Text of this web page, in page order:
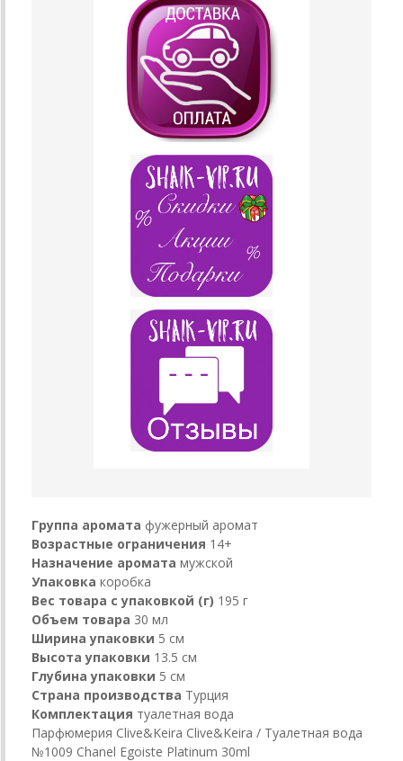
Группа аромата фужерный аромат
Возрастные ограничения 14+
Назначение аромата мужской
Упаковка коробка
Вес товара с упаковкой (г) 195 г
Объем товара 30 мл
Ширина упаковки 5 см
Высота упаковки 13.5 см
Глубина упаковки 5 см
Страна производства Турция
Комплектация туалетная вода
Парфюмерия Clive&Keira Clive&Keira / Туалетная вода
№1009 Chanel Egoiste Platinum 30ml